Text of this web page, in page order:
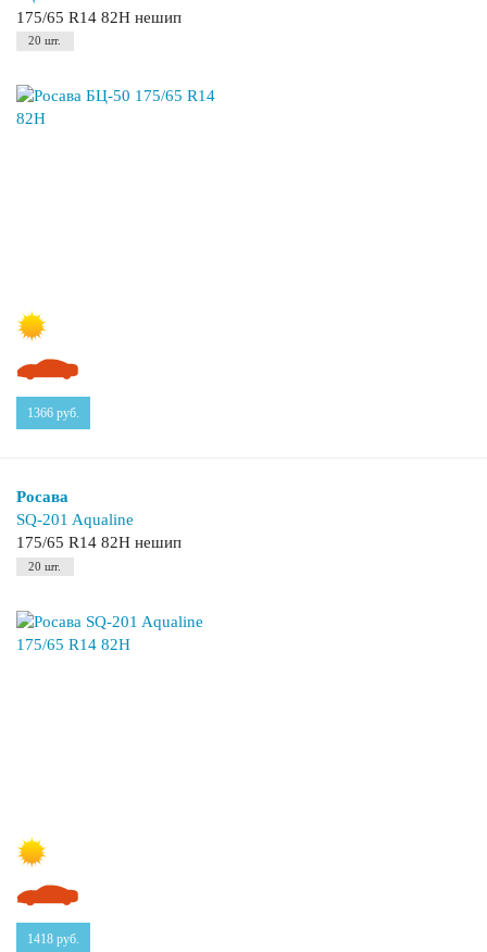
175/65 R14 82H нешип
20 шт.
1366 руб.
Росава
SQ-201 Aqualine
175/65 R14 82H нешип
20 шт.
1418 руб.